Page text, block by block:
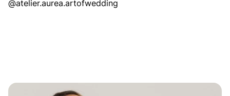
@atelier.aurea.artofwedding